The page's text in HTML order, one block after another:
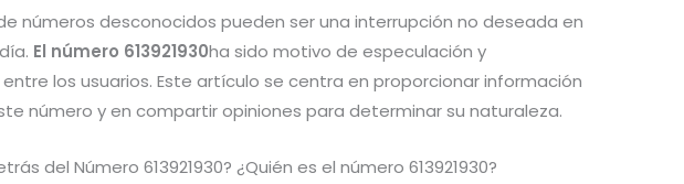
números desconocidos pueden ser una interrupción no deseada en
El número 613921930ha sido motivo de especulación y
los usuarios. Este artículo se centra en proporcionar información
número y en compartir opiniones para determinar su naturaleza.
del Número 613921930? ¿Quién es el número 613921930?